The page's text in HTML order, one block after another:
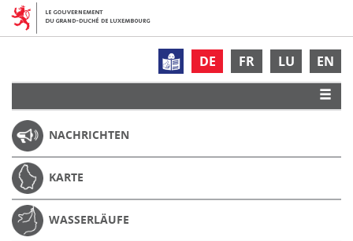
DE FR LU EN
NACHRICHTEN
KARTE
WASSERLÄUFE